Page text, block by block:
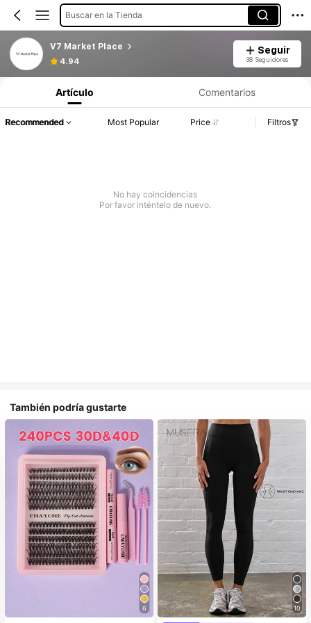
Buscar en la Tienda
V7 Market Place
4.94
Seguir
38 Seguidores
Artículo Comentarios
Recommended Most Popular Price Filtros
No hay coincidencias
Por favor inténtelo de nuevo.
También podría gustarte
6 10